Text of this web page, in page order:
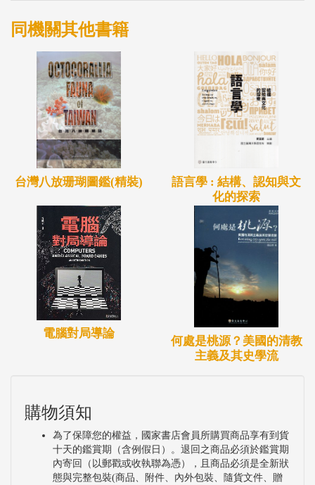
同機關其他書籍
台灣八放珊瑚圖鑑(精裝)
語言學 : 結構、認知與文
化的探索
電腦對局導論
何處是桃源？美國的清教
主義及其史學流
購物須知
為了保障您的權益，國家書店會員所購買商品享有到貨
十天的鑑賞期（含例假日）。退回之商品必須於鑑賞期
內寄回（以郵戳或收執聯為憑），且商品必須是全新狀
態與完整包裝(商品、附件、內外包裝、隨貨文件、贈